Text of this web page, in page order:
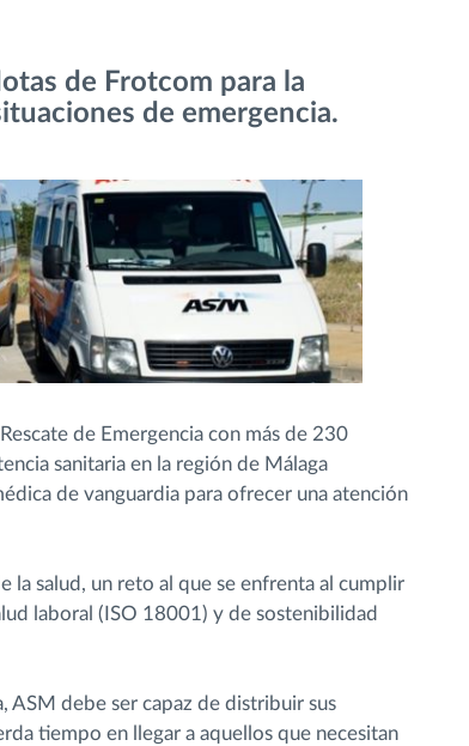
de Frotcom para la
de emergencia.
de Emergencia con más de 230
sanitaria en la región de Málaga
de vanguardia para ofrecer una atención
la salud, un reto al que se enfrenta al cumplir
laboral (ISO 18001) y de sostenibilidad
debe ser capaz de distribuir sus
tiempo en llegar a aquellos que necesitan